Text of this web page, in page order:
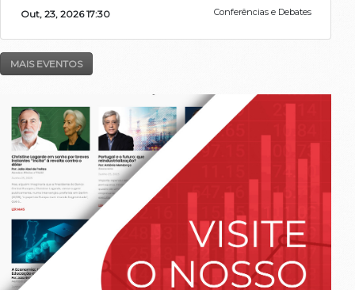
Out, 23, 2026 17:30 Conferências e Debates
MAIS EVENTOS